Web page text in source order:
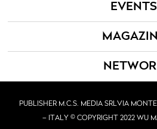
EVENTS
PUBLISHER M.C.S. MEDIA SRL VIA MONTE
– ITALY © COPYRIGHT 2022 WU